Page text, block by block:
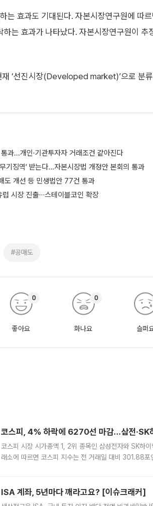
는 효과도 기대된다. 자본시장연구원에 따
는 효과가 나타났다. 자본시장연구원이 추
‘선진시장(Developed market)’으로 분류
과...개인·기관투자자 거래조건 같아진다
기징역’ 받는다...자본시장법 개정안 본회의 통과
도 개선 등 민생법안 77건 통과
시장 진출∙∙∙스테이블코인 확장
#공매도
좋아요
0
화나요
0
슬퍼
코스피, 4% 하락에 6270선 마감…삼전·SK
코스피 시장 시가총액 1, 2위 종목인 삼성전자와 SK하
래소에 따르면 코스피 지수는 전 거래일 대비 301.88
ISA 계좌, 5년마다 깨라고요? [이슈크래커]